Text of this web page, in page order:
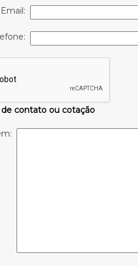
Email:
contato ou cotação